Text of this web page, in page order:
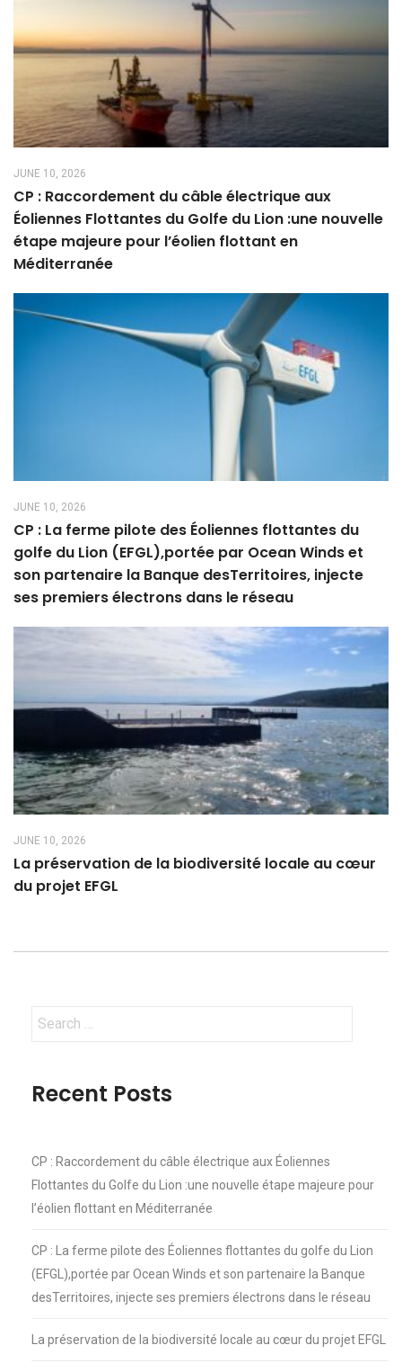
JUNE 10, 2026
CP : Raccordement du câble électrique aux
Éoliennes Flottantes du Golfe du Lion :une nouvelle
étape majeure pour l’éolien flottant en
Méditerranée
JUNE 10, 2026
CP : La ferme pilote des Éoliennes flottantes du
golfe du Lion (EFGL),portée par Ocean Winds et
son partenaire la Banque desTerritoires, injecte
ses premiers électrons dans le réseau
JUNE 10, 2026
La préservation de la biodiversité locale au cœur
du projet EFGL
Search
Recent Posts
CP : Raccordement du câble électrique aux Éoliennes
Flottantes du Golfe du Lion :une nouvelle étape majeure pour
l’éolien flottant en Méditerranée
CP : La ferme pilote des Éoliennes flottantes du golfe du Lion
(EFGL),portée par Ocean Winds et son partenaire la Banque
desTerritoires, injecte ses premiers électrons dans le réseau
La préservation de la biodiversité locale au cœur du projet EFGL